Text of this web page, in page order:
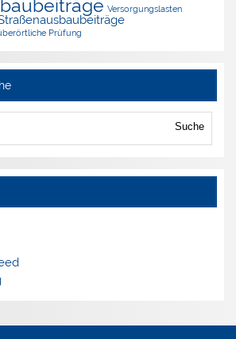
Versorgungslasten
Prüfung
Suche